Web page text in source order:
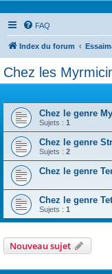
FAQ
Index du forum
Chez les
Chez le genre
Sujets : 1
Chez le genre
Sujets : 2
Chez le genre
Chez le genre
Sujets : 1
Nouveau sujet